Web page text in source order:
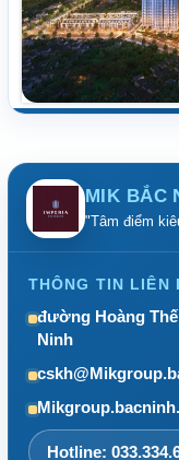
MIK BẮC
"Tâm điểm
THÔNG TIN LIÊN
đường Hoàng
Ninh
Hotline: